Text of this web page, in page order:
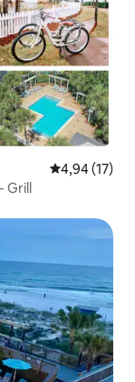
Évaluation
4,94 (17)
Grill